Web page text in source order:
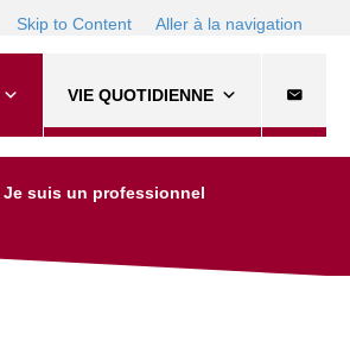
Skip to Content Aller à la navigation
VIE QUOTIDIENNE
Je suis un professionnel